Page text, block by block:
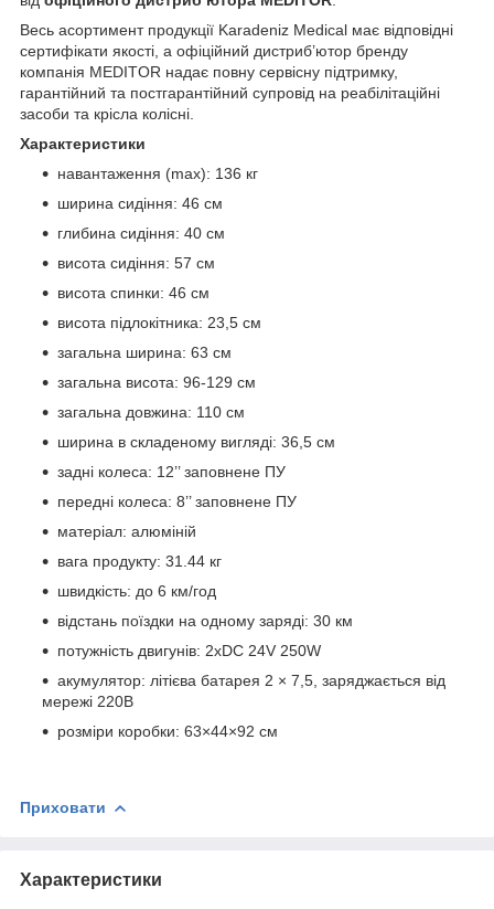
Весь асортимент продукції Karadeniz Medical має відповідні
сертифікати якості, а офіційний дистриб’ютор бренду
компанія MEDITOR надає повну сервісну підтримку,
гарантійний та постгарантійний супровід на реабілітаційні
засоби та крісла колісні.
Характеристики
навантаження (max): 136 кг
ширина сидіння: 46 см
глибина сидіння: 40 см
висота сидіння: 57 см
висота спинки: 46 см
висота підлокітника: 23,5 см
загальна ширина: 63 см
загальна висота: 96-129 см
загальна довжина: 110 см
ширина в складеному вигляді: 36,5 см
задні колеса: 12’’ заповнене ПУ
передні колеса: 8’’ заповнене ПУ
матеріал: алюміній
вага продукту: 31.44 кг
швидкість: до 6 км/год
відстань поїздки на одному заряді: 30 км
потужність двигунів: 2xDC 24V 250W
акумулятор: літієва батарея 2 × 7,5, заряджається від
мережі 220В
розміри коробки: 63×44×92 cм
Приховати
Характеристики